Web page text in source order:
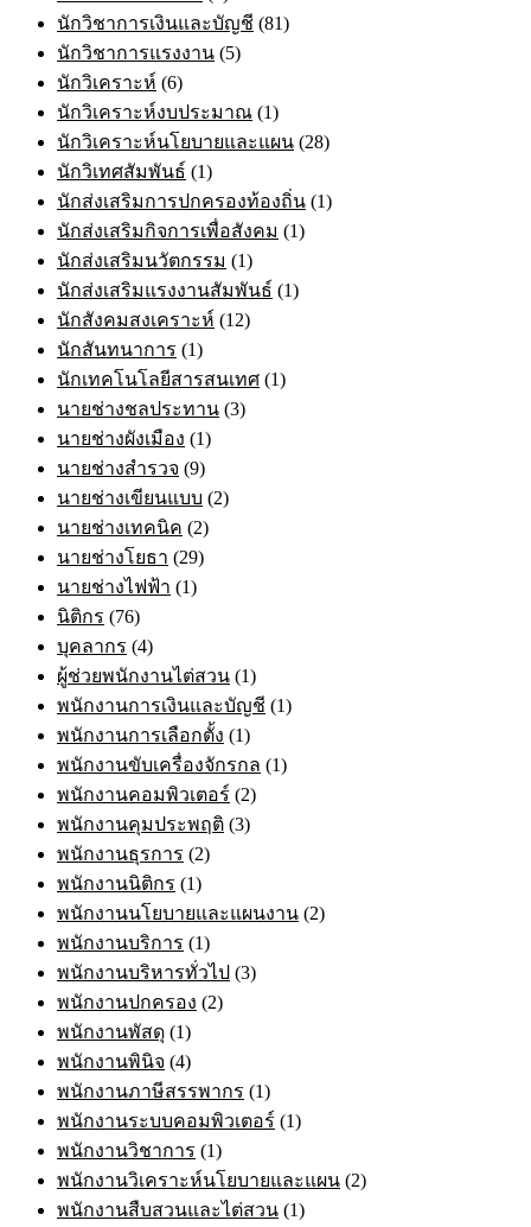
นักวิชาการเงินและบัญชี (81)
นักวิชาการแรงงาน (5)
นักวิเคราะห์ (6)
นักวิเคราะห์งบประมาณ (1)
นักวิเคราะห์นโยบายและแผน (28)
นักวิเทศสัมพันธ์ (1)
นักส่งเสริมการปกครองท้องถิ่น (1)
นักส่งเสริมกิจการเพื่อสังคม (1)
นักส่งเสริมนวัตกรรม (1)
นักส่งเสริมแรงงานสัมพันธ์ (1)
นักสังคมสงเคราะห์ (12)
นักสันทนาการ (1)
นักเทคโนโลยีสารสนเทศ (1)
นายช่างชลประทาน (3)
นายช่างผังเมือง (1)
นายช่างสำรวจ (9)
นายช่างเขียนแบบ (2)
นายช่างเทคนิค (2)
นายช่างโยธา (29)
นายช่างไฟฟ้า (1)
นิติกร (76)
บุคลากร (4)
ผู้ช่วยพนักงานไต่สวน (1)
พนักงานการเงินและบัญชี (1)
พนักงานการเลือกตั้ง (1)
พนักงานขับเครื่องจักรกล (1)
พนักงานคอมพิวเตอร์ (2)
พนักงานคุมประพฤติ (3)
พนักงานธุรการ (2)
พนักงานนิติกร (1)
พนักงานนโยบายและแผนงาน (2)
พนักงานบริการ (1)
พนักงานบริหารทั่วไป (3)
พนักงานปกครอง (2)
พนักงานพัสดุ (1)
พนักงานพินิจ (4)
พนักงานภาษีสรรพากร (1)
พนักงานระบบคอมพิวเตอร์ (1)
พนักงานวิชาการ (1)
พนักงานวิเคราะห์นโยบายและแผน (2)
พนักงานสืบสวนและไต่สวน (1)